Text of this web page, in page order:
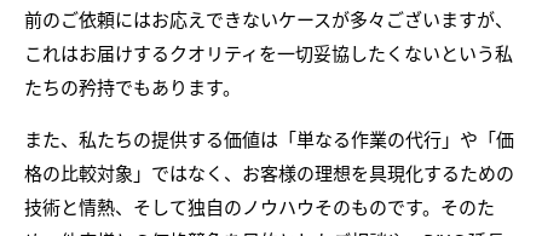
前のご依頼にはお応えできないケースが多々ございますが、
これはお届けするクオリティを一切妥協したくないという私
たちの矜持でもあります。
また、私たちの提供する価値は「単なる作業の代行」や「価
格の比較対象」ではなく、お客様の理想を具現化するための
技術と情熱、そして独自のノウハウそのものです。そのた